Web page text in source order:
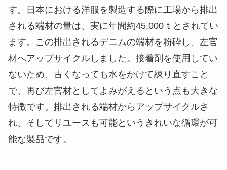
す。日本における洋服を製造する際に工場から排出
される端材の量は、実に年間約45,000ｔとされてい
ます。この排出されるデニムの端材を粉砕し、左官
材へアップサイクルしました。接着剤を使用してい
ないため、古くなっても水をかけて練り直すこと
で、再び左官材としてよみがえるという点も大きな
特徴です。排出される端材からアップサイクルさ
れ、そしてリユースも可能というきれいな循環が可
能な製品です。